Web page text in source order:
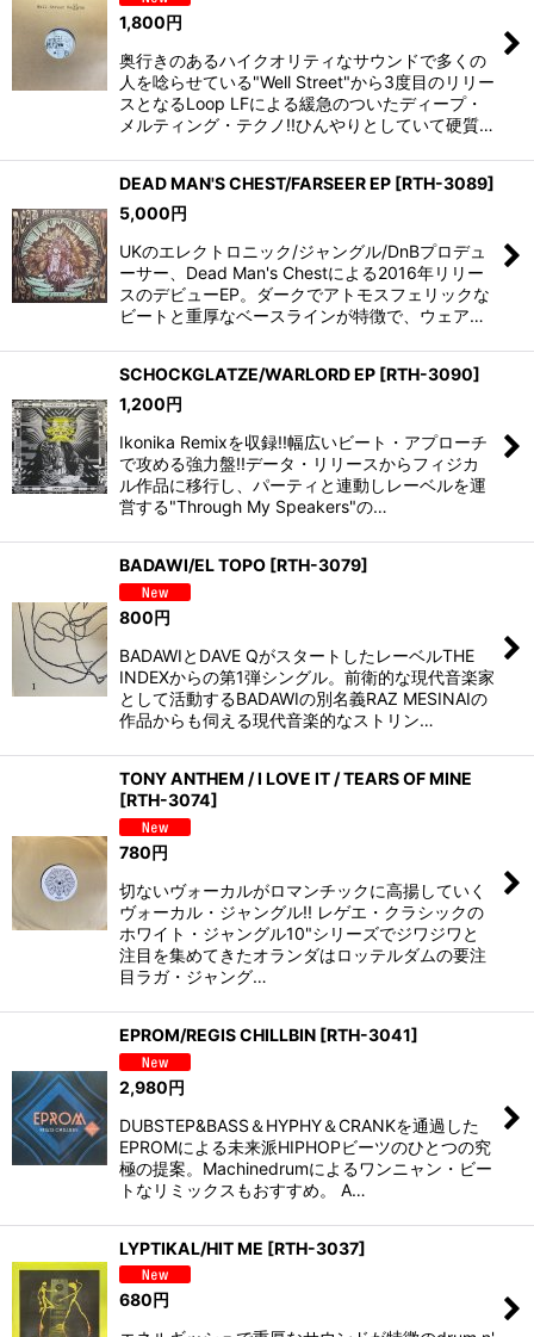
1,800 円
奥行きのあるハイクオリティなサウンドで多くの
人を唸らせている"Well Street"から3度目のリリー
スとなるLoop LFによる緩急のついたディープ・
メルティング・テクノ!!ひんやりとしていて硬質…
DEAD MAN'S CHEST/FARSEER EP [RTH-3089]
5,000 円
UKのエレクトロニック/ジャングル/DnBプロデュ
ーサー、Dead Man's Chestによる2016年リリー
スのデビューEP。ダークでアトモスフェリックな
ビートと重厚なベースラインが特徴で、ウェア…
SCHOCKGLATZE/WARLORD EP [RTH-3090]
1,200 円
Ikonika Remixを収録!!幅広いビート・アプローチ
で攻める強力盤!!データ・リリースからフィジカ
ル作品に移行し、パーティと連動しレーベルを運
営する"Through My Speakers"の…
BADAWI/EL TOPO [RTH-3079]
800円
BADAWIとDAVE QがスタートしたレーベルTHE
INDEXからの第1弾シングル。前衛的な現代音楽家
として活動するBADAWIの別名義RAZ MESINAIの
作品からも伺える現代音楽的なストリン…
TONY ANTHEM / I LOVE IT / TEARS OF MINE
[RTH-3074]
780円
切ないヴォーカルがロマンチックに高揚していく
ヴォーカル・ジャングル!! レゲエ・クラシックの
ホワイト・ジャングル10"シリーズでジワジワと
注目を集めてきたオランダはロッテルダムの要注
目ラガ・ジャング…
EPROM/REGIS CHILLBIN [RTH-3041]
2,980円
DUBSTEP&BASS＆HYPHY＆CRANKを通過した
EPROMによる未来派HIPHOPビーツのひとつの究
極の提案。Machinedrumによるワンニャン・ビー
トなリミックスもおすすめ。 A…
LYPTIKAL/HIT ME [RTH-3037]
680円